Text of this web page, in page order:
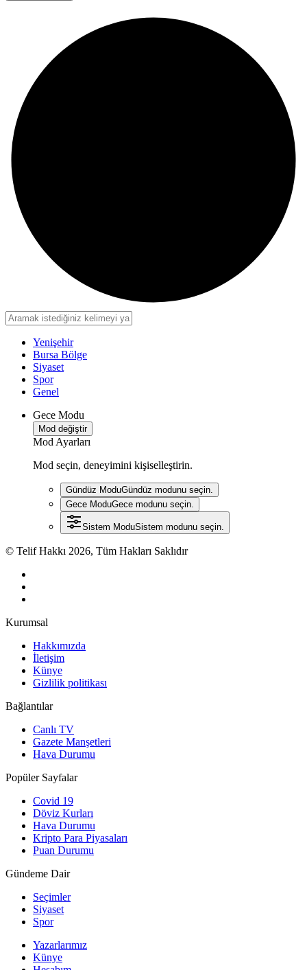
Yenişehir
Bursa Bölge
Siyaset
Spor
Genel
Gece Modu
Mod değiştir
Mod Ayarları
Mod seçin, deneyimini kişiselleştirin.
Gündüz ModuGündüz modunu seçin.
Gece ModuGece modunu seçin.
Sistem ModuSistem modunu seçin.
© Telif Hakkı 2026, Tüm Hakları Saklıdır
Kurumsal
Hakkımızda
İletişim
Künye
Gizlilik politikası
Bağlantılar
Canlı TV
Gazete Manşetleri
Hava Durumu
Popüler Sayfalar
Covid 19
Döviz Kurları
Hava Durumu
Kripto Para Piyasaları
Puan Durumu
Gündeme Dair
Seçimler
Siyaset
Spor
Yazarlarımız
Künye